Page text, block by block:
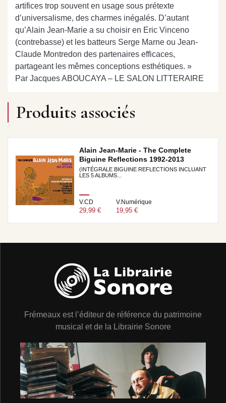
artifices trop souvent en usage sous prétexte
d’universalisme, des charmes inégalés. D’autant
qu’Alain Jean-Marie a su choisir en Eric Vinceno
(contrebasse) et les batteurs Serge Marne ou Jean-
Claude Montredon des partenaires efficaces,
partageant les mêmes conceptions esthétiques. »
Par Jacques ABOUCAYA – LE SALON LITTERAIRE
Produits associés
Alain Jean-Marie - The Complete
Biguine Reflections 1992-2013
(INTÉGRALE BIGUINE REFLECTIONS INCLUANT
LES 5 ALBUMS...
V.CD
29,99 €
V.Numérique
19,95 €
Frémeaux est l’éditeur de référence du patrimoine
musical et de la Librairie Sonore